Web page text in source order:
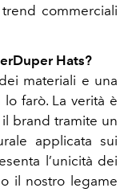
commerciali
Hats?
materiali e una
farò. La verità è
brand tramite un
applicata sui
l’unicità dei
il nostro legame